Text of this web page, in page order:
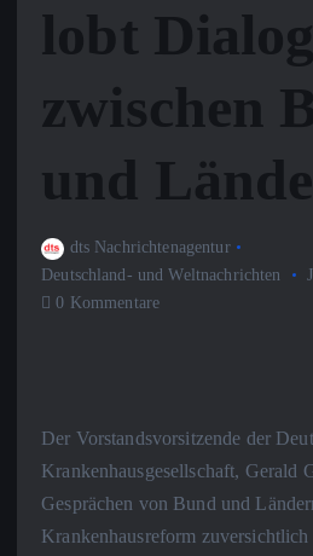
lobt Dialog
zwischen
und
dts Nachrichtenagentur
Deutschland- und Weltnachrichten
0 Kommentare
Der Vorstandsvorsitzende der
Krankenhausgesellschaft, Gerald
Gesprächen von Bund und
Krankenhausreform